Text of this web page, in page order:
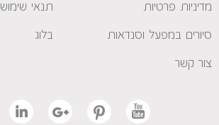
מדיניות פרטיות תנאי שימוש
סיורים במפעל וסנדאות בלוג
צור קשר